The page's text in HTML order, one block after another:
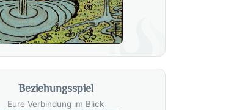
Beziehungsspiel
Eure Verbindung im Blick